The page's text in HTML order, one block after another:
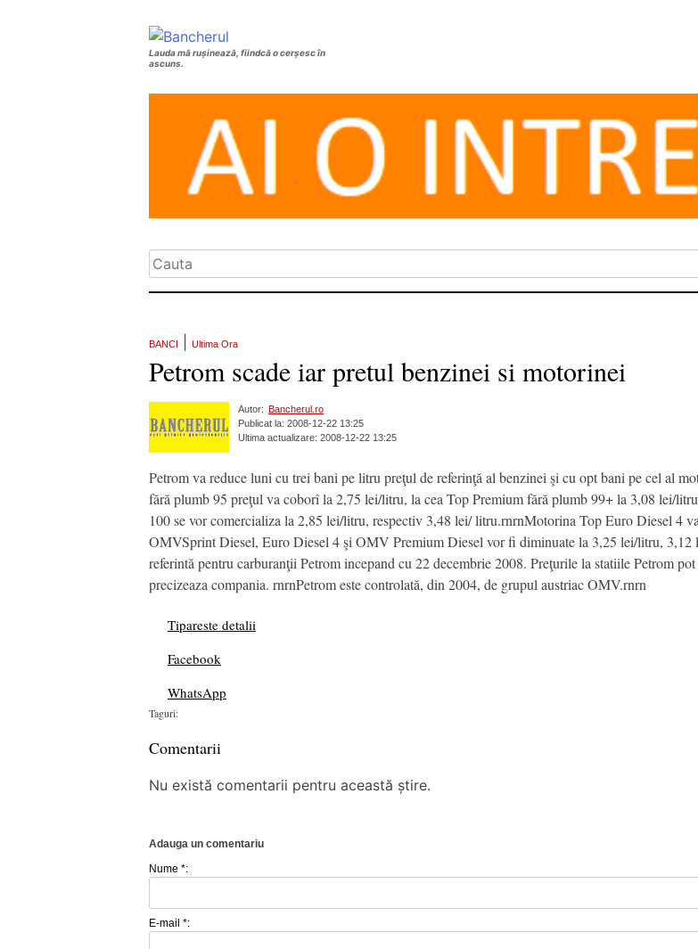
Lauda mă rușinează, fiindcă o cerșesc în
ascuns.
BANCI Ultima Ora
Petrom scade iar pretul benzinei si motorinei
Autor:
Bancherul.ro
Publicat la: 2008-12-22 13:25
Ultima actualizare: 2008-12-22 13:25
Petrom va reduce luni cu trei bani pe litru preţul de referinţă al benzinei şi cu opt bani pe cel al
fără plumb 95 preţul va coborî la 2,75 lei/litru, la cea Top Premium fără plumb 99+ la 3,08 lei/
100 se vor comercializa la 2,85 lei/litru, respectiv 3,48 lei/ litru.rnrnMotorina Top Euro Diesel 4
OMVSprint Diesel, Euro Diesel 4 şi OMV Premium Diesel vor fi diminuate la 3,25 lei/litru, 3,12
referintă pentru carburanţii Petrom incepand cu 22 decembrie 2008. Preţurile la statiile Petrom
precizeaza compania. rnrnPetrom este controlată, din 2004, de grupul austriac OMV.rnrn
Tipareste detalii
Facebook
WhatsApp
Taguri:
Comentarii
Nu există comentarii pentru această știre.
Adauga un comentariu
Nume *:
E-mail *: